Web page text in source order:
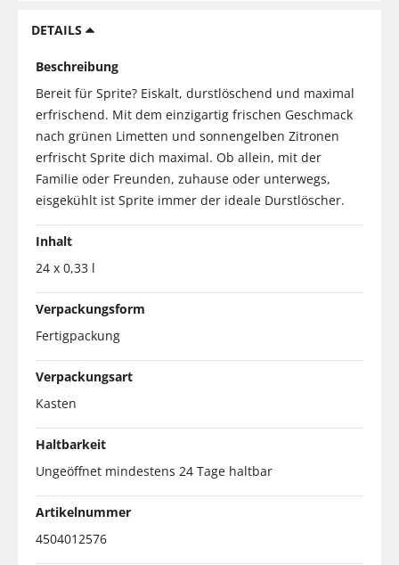
DETAILS
Beschreibung
Bereit für Sprite? Eiskalt, durstlöschend und maximal
erfrischend. Mit dem einzigartig frischen Geschmack
nach grünen Limetten und sonnengelben Zitronen
erfrischt Sprite dich maximal. Ob allein, mit der
Familie oder Freunden, zuhause oder unterwegs,
eisgekühlt ist Sprite immer der ideale Durstlöscher.
Inhalt
24 x 0,33 l
Verpackungsform
Fertigpackung
Verpackungsart
Kasten
Haltbarkeit
Ungeöffnet mindestens 24 Tage haltbar
Artikelnummer
4504012576